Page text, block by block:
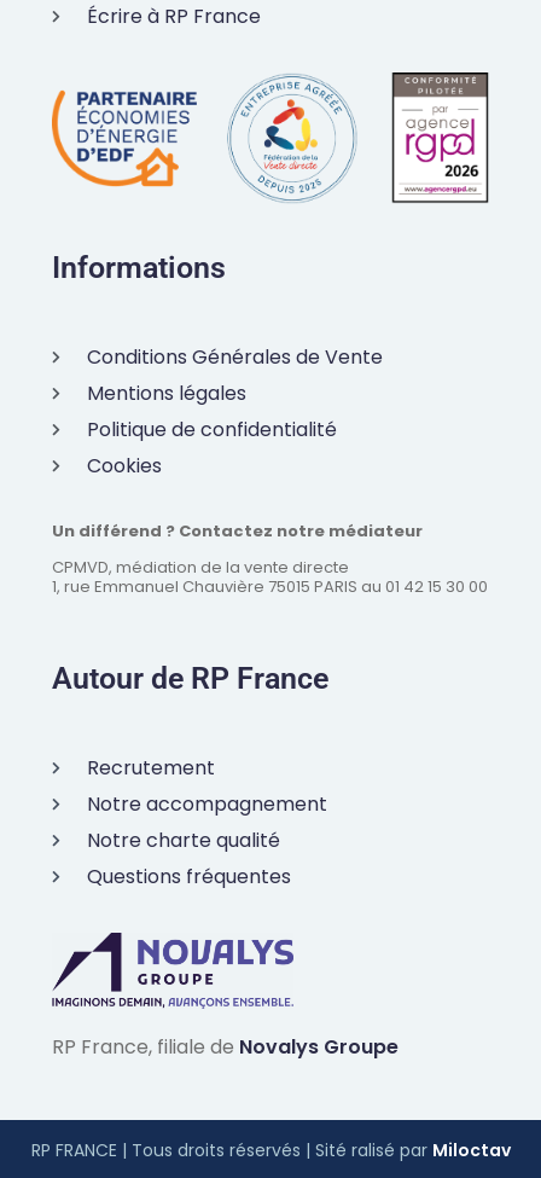
Écrire à RP France
Informations
Conditions Générales de Vente
Mentions légales
Politique de confidentialité
Cookies
Un différend ? Contactez notre médiateur
CPMVD, médiation de la vente directe
1, rue Emmanuel Chauvière 75015 PARIS au 01 42 15 30 00
Autour de RP France
Recrutement
Notre accompagnement
Notre charte qualité
Questions fréquentes
RP France, filiale de Novalys Groupe
RP FRANCE | Tous droits réservés | Sité ralisé par Miloctav